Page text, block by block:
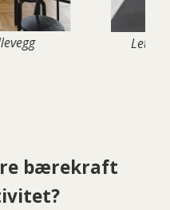
bærekraft